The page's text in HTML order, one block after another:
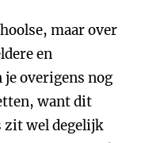
maar over
en
overigens nog
want dit
zit wel degelijk